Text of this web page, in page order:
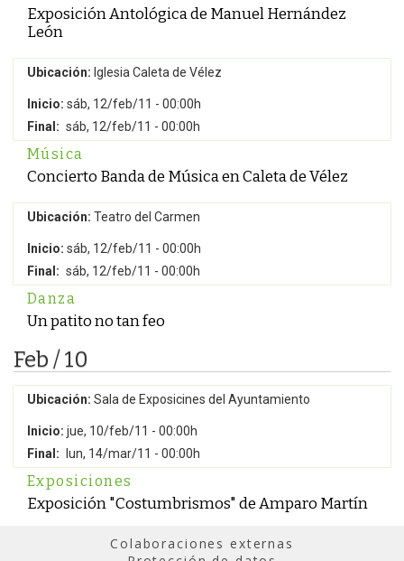
Exposición Antológica de Manuel Hernández
León
Ubicación: Iglesia Caleta de Vélez
Inicio: sáb, 12/feb/11 - 00:00h
Final: sáb, 12/feb/11 - 00:00h
Música
Concierto Banda de Música en Caleta de Vélez
Ubicación: Teatro del Carmen
Inicio: sáb, 12/feb/11 - 00:00h
Final: sáb, 12/feb/11 - 00:00h
Danza
Un patito no tan feo
Feb / 10
Ubicación: Sala de Exposicines del Ayuntamiento
Inicio: jue, 10/feb/11 - 00:00h
Final:
lun, 14/mar/11 - 00:00h
Exposiciones
Exposición "Costumbrismos" de Amparo Martín
Colaboraciones externas